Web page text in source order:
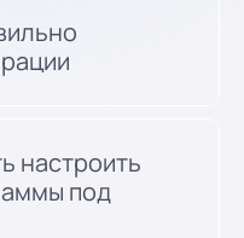
настроить
под